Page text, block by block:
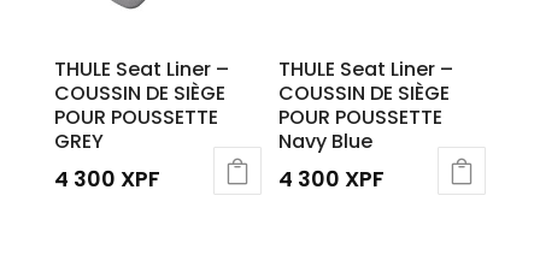
THULE Seat Liner –
COUSSIN DE SIÈGE
POUR POUSSETTE
GREY
4 300 XPF
THULE Seat Liner –
COUSSIN DE SIÈGE
POUR POUSSETTE
Navy Blue
4 300 XPF